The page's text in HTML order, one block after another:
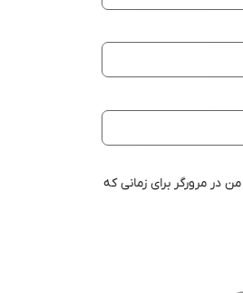
در مرورگر برای زمانی که